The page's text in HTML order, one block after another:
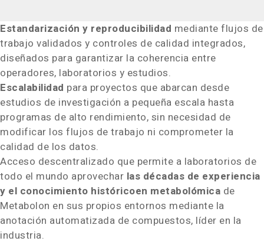
Estandarización y reproducibilidad mediante flujos de
trabajo validados y controles de calidad integrados,
diseñados para garantizar la coherencia entre
operadores, laboratorios y estudios.
Escalabilidad para proyectos que abarcan desde
estudios de investigación a pequeña escala hasta
programas de alto rendimiento, sin necesidad de
modificar los flujos de trabajo ni comprometer la
calidad de los datos.
Acceso descentralizado que permite a laboratorios de
todo el mundo aprovechar las décadas de experiencia
y el conocimiento históricoen metabolómica de
Metabolon en sus propios entornos mediante la
anotación automatizada de compuestos, líder en la
industria.